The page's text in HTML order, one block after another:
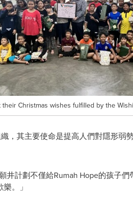
Christmas wishes fulfilled by the
，其主要使命是提高人們對隱形弱
井計劃不僅給Rumah Hope的孩子們
。」